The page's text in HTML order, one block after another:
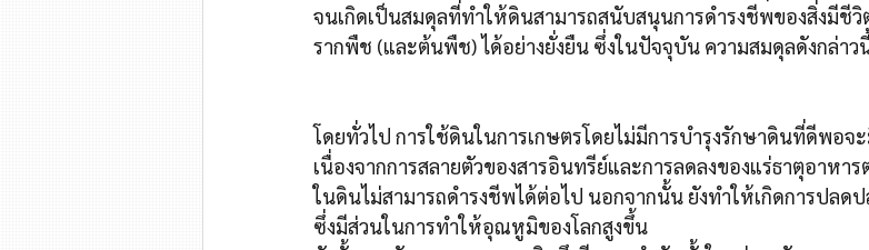
จนเกิดเป็นสมดุลที่ทำให้ดินสามารถสนับสนุนการดำรงชีพของสิ่งมีชีวิ
รากพืช (และต้นพืช) ได้อย่างยั่งยืน ซึ่งในปัจจุบัน ความสมดุลดังกล่า
โดยทั่วไป การใช้ดินในการเกษตรโดยไม่มีการบำรุงรักษาดินที่ดีพอ
เนื่องจากการสลายตัวของสารอินทรีย์และการลดลงของแร่ธาตุอาหา
ในดินไม่สามารถดำรงชีพได้ต่อไป นอกจากนั้น ยังทำให้เกิดการปล
ซึ่งมีส่วนในการทำให้อุณหูมิของโลกสูงขึ้น